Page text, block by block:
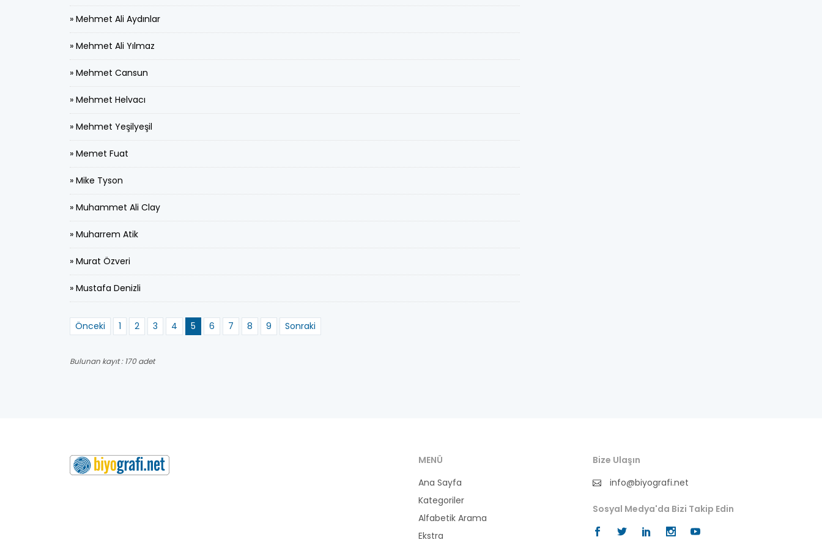
» Mehmet Ali Aydınlar
» Mehmet Ali Yılmaz
» Mehmet Cansun
» Mehmet Helvacı
» Mehmet Yeşilyeşil
» Memet Fuat
» Mike Tyson
» Muhammet Ali Clay
» Muharrem Atik
» Murat Özveri
» Mustafa Denizli
Önceki 1 2 3 4 5 6 7 8 9 Sonraki
Bulunan kayıt : 170 adet
MENÜ
Ana Sayfa
Kategoriler
Alfabetik Arama
Ekstra
Bize Ulaşın
info@biyografi.net
Sosyal Medya'da Bizi Takip Edin